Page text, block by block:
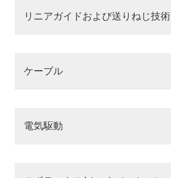
リニアガイドおよび送りねじ技術
ケーブル
電気駆動